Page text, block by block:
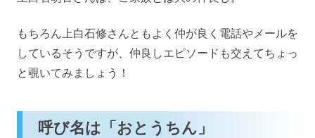
もちろん上白石修さんともよく仲が良く電話やメールを
しているそうですが、仲良しエピソードも交えてちょっ
と覗いてみましょう！
呼び名は「おとうちん」